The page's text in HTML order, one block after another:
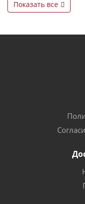
Показать все